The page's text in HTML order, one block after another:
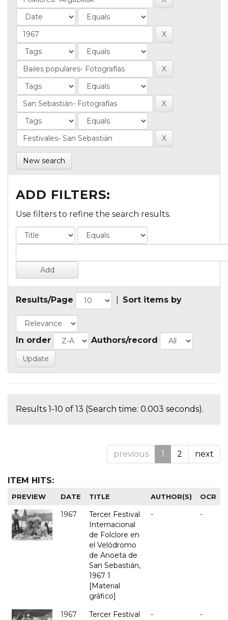
New search
ADD FILTERS:
Use filters to refine the search results.
Results/Page Sort items by
In order Authors/record
Results 1-10 of 13 (Search time: 0.003 seconds).
previous 1 2 next
ITEM HITS:
PREVIEW DATE TITLE AUTHOR(S) OCR
1967
Tercer Festival
Internacional
de Folclore en
el Velódromo
de Anoeta de
San Sebastián,
1967 1
[Material
gráfico]
- -
1967 Tercer Festival - -